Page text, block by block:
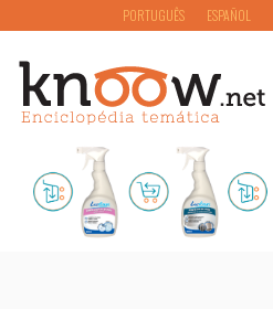
PORTUGUÊS ESPAÑOL